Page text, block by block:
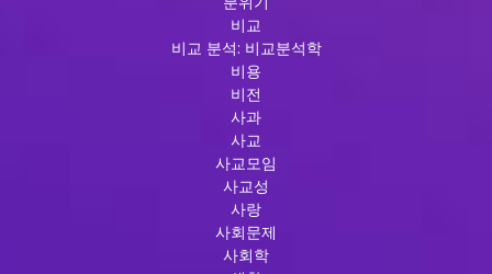
비교
비교 분석: 비교분석학
비용
비전
사과
사교
사교모임
사교성
사랑
사회문제
사회학